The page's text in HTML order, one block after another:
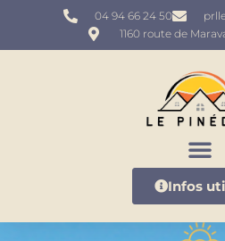
04 94 66 24 50
1160 route de
Infos